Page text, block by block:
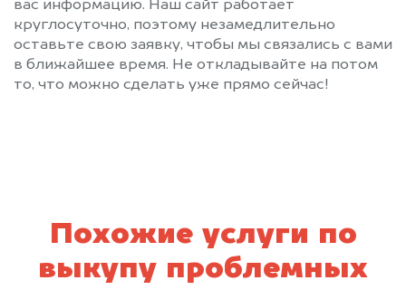
вас информацию. Наш сайт работает
круглосуточно, поэтому незамедлительно
оставьте свою заявку, чтобы мы связались с вами
в ближайшее время. Не откладывайте на потом
то, что можно сделать уже прямо сейчас!
Похожие услуги по
выкупу проблемных